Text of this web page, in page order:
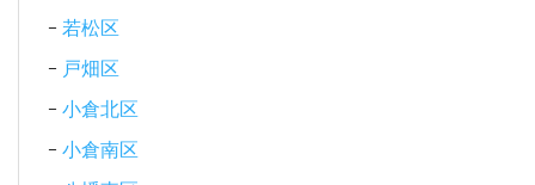
若松区
戸畑区
小倉北区
小倉南区